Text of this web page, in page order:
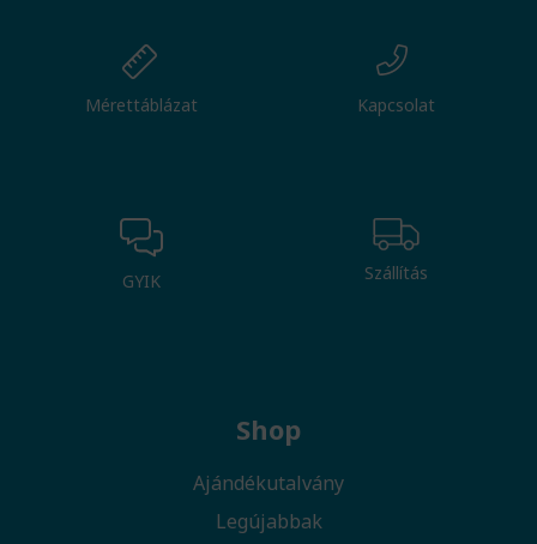
Mérettáblázat Kapcsolat
GYIK Szállítás
Shop
Ajándékutalvány
Legújabbak